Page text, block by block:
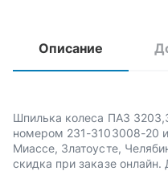
Описание
Шпилька колеса ПАЗ
номером 231-3103008-20
Миассе, Златоусте,
скидка при заказе